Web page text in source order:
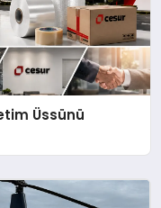
Üssünü